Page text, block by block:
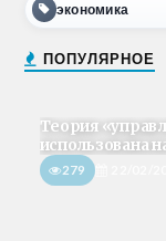
экономика
ПОПУЛЯРНОЕ
Теория
использована
279